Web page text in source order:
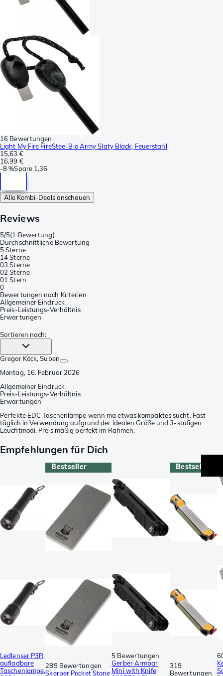
16 Bewertungen
Light My Fire FireSteel Bio Army Slaty Black, Feuerstahl
15,63 €
16,99 €
-8 %Spare 1,36
Alle Kombi-Deals anschauen
Reviews
5/5(1 Bewertung)
Durchschnittliche Bewertung
5 Sterne
14 Sterne
03 Sterne
02 Sterne
01 Stern
0
Bewertungen nach Kriterien
Allgemeiner Eindruck
Preis-Leistungs-Verhältnis
Erwartungen
Sortieren nach:
Gregor Köck, Suben
Montag, 16. Februar 2026
Allgemeiner Eindruck
Preis-Leistungs-Verhältnis
Erwartungen
Perfekte EDC Taschenlampe wenn ma etwas kompaktes sucht. Fast
täglich in Verwendung aufgrund der idealen Größe und 3-stufigen
Leuchtmodi. Preis mäßig perfekt im Rahmen.
Empfehlungen für Dich
Ledlenser P3R
aufladbare
Taschenlampe,
Bestseller
289 Bewertungen
Skerper Pocket Stone
5 Bewertungen
Gerber Armbar
Mini with Knife
Bestseller
319
Bewertungen